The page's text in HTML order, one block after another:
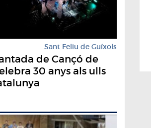
Sant Feliu de Guíxols
de Cançó de
30 anys als ulls